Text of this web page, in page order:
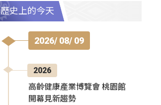
歷史上的今天
2026/ 08/ 09
2026
高齡健康產業博覽會 桃園館
開幕見新趨勢